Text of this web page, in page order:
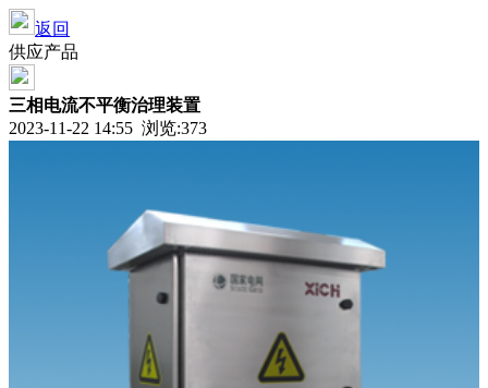
返回
供应产品
三相电流不平衡治理装置
2023-11-22 14:55 浏览:373